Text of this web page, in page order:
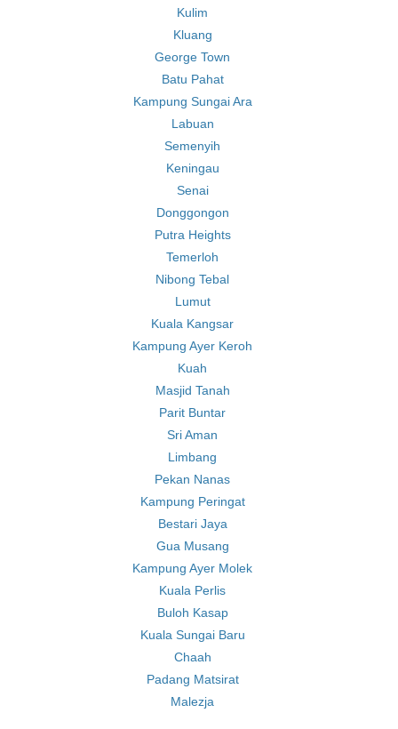
Kulim
Kluang
George Town
Batu Pahat
Kampung Sungai Ara
Labuan
Semenyih
Keningau
Senai
Donggongon
Putra Heights
Temerloh
Nibong Tebal
Lumut
Kuala Kangsar
Kampung Ayer Keroh
Kuah
Masjid Tanah
Parit Buntar
Sri Aman
Limbang
Pekan Nanas
Kampung Peringat
Bestari Jaya
Gua Musang
Kampung Ayer Molek
Kuala Perlis
Buloh Kasap
Kuala Sungai Baru
Chaah
Padang Matsirat
Malezja